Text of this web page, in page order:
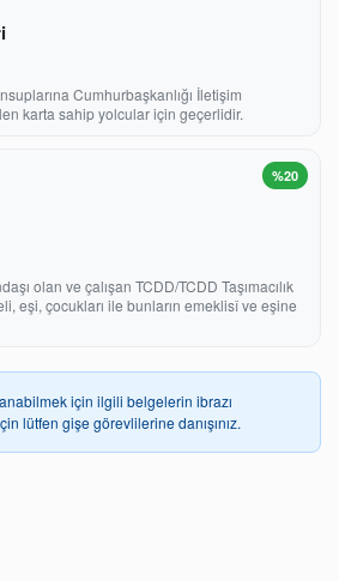
Cumhurbaşkanlığı İletişim
karta sahip yolcular için geçerlidir.
%20
olan ve çalışan TCDD/TCDD Taşımacılık
eşi, çocukları ile bunların emeklisî ve eşine
için ilgili belgelerin ibrazı
lütfen gişe görevlilerine danışınız.